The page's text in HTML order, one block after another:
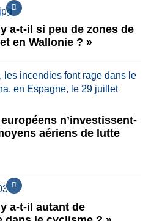
a-t-il si peu de zones de
en Wallonie ? »
n’investissent-
aériens de lutte
a-t-il autant de